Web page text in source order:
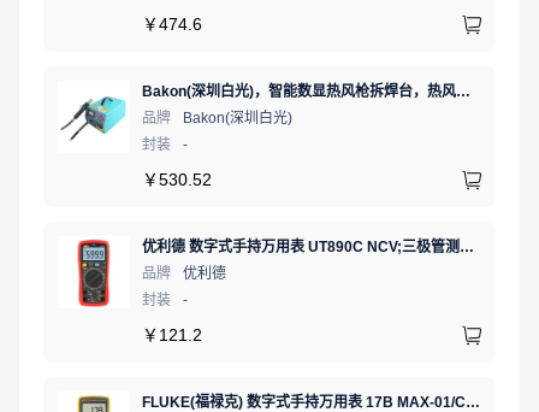
￥474.6
Bakon(深圳白光)，智能数显热风枪拆焊台，热风焊台，BK870A
品牌
Bakon(深圳白光)
封装
-
￥530.52
优利德 数字式手持万用表 UT890C NCV;三极管测试;二极管测试;火线辨别;真有效值;通断测试
品牌
优利德
封装
-
￥ 121.2
FLUKE(福禄克) 数字式手持万用表 17B MAX-01/CN 二极管测试;相对值;通断测试